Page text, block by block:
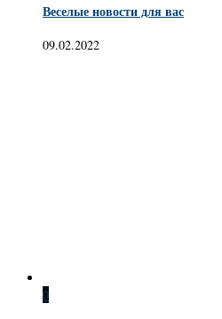
Веселые новости для вас
09.02.2022
0